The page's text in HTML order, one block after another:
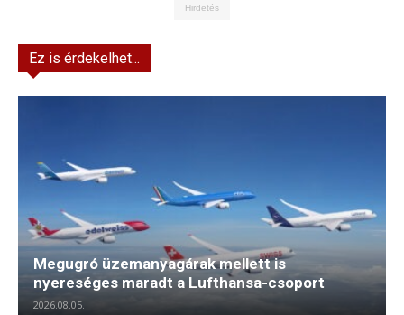
Hirdetés
Ez is érdekelhet...
Megugró üzemanyagárak mellett is
nyereséges maradt a Lufthansa-csoport
2026.08.05.